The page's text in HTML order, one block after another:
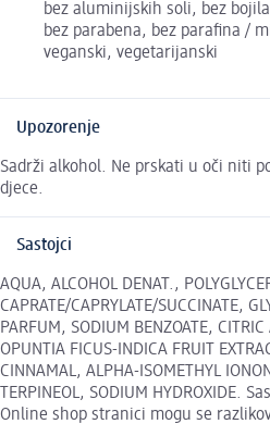
bez aluminijskih soli, bez
bez parabena, bez parafina /
veganski, vegetarijanski
Upozorenje
Sadrži alkohol. Ne prskati u oči niti
djece.
Sastojci
AQUA, ALCOHOL DENAT.,
CAPRATE/CAPRYLATE/SUCCINATE,
PARFUM, SODIUM BENZOATE,
OPUNTIA FICUS-INDICA FRUIT
CINNAMAL, ALPHA-ISOMETHYL
TERPINEOL, SODIUM HYDROXIDE.
Online shop stranici mogu se